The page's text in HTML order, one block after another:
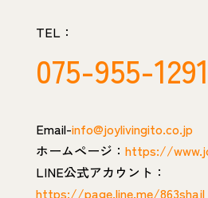
TEL：
075-955-1291
Email-info@joylivingito.co.jp
ホームページ： https://
LINE公式アカウント：
https://page.line.me/863shajl